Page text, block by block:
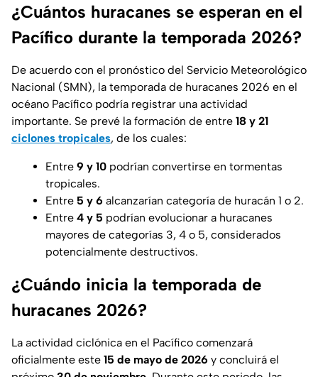
¿Cuántos huracanes se esperan en el
Pacífico durante la temporada 2026?
De acuerdo con el pronóstico del Servicio Meteorológico
Nacional (SMN), la temporada de huracanes 2026 en el
océano Pacífico podría registrar una actividad
importante. Se prevé la formación de entre 18 y 21
ciclones tropicales, de los cuales:
Entre 9 y 10 podrían convertirse en tormentas
tropicales.
Entre 5 y 6 alcanzarían categoría de huracán 1 o 2.
Entre 4 y 5 podrían evolucionar a huracanes
mayores de categorías 3, 4 o 5, considerados
potencialmente destructivos.
¿Cuándo inicia la temporada de
huracanes 2026?
La actividad ciclónica en el Pacífico comenzará
oficialmente este 15 de mayo de 2026 y concluirá el